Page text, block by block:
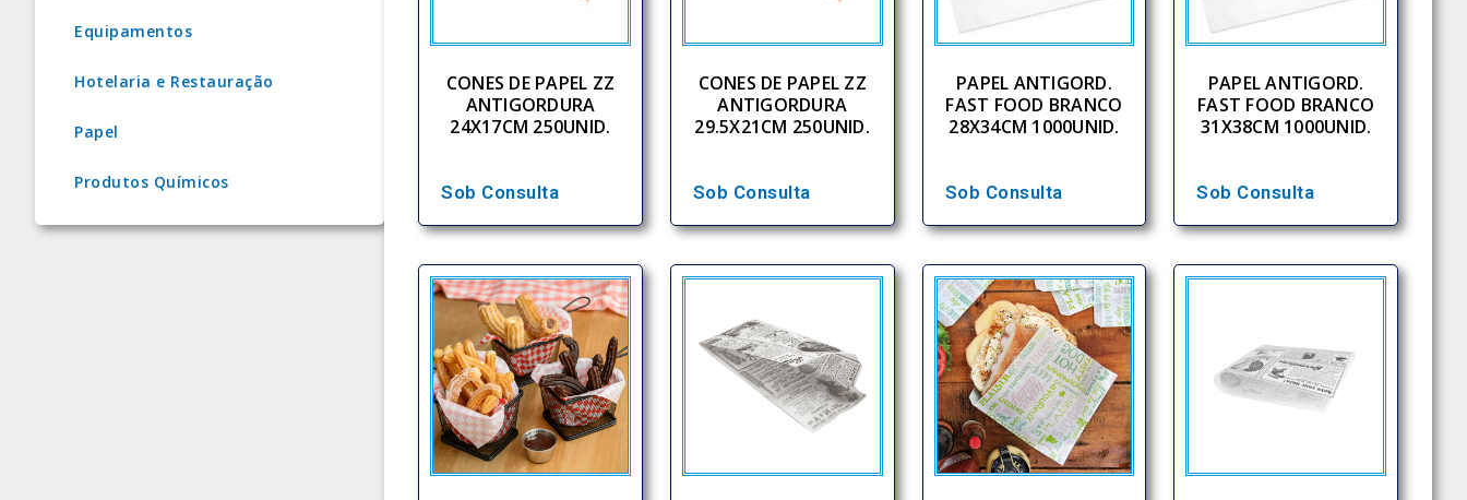
Equipamentos
Hotelaria e Restauração
Papel
Produtos Químicos
CONES DE PAPEL ZZ
ANTIGORDURA
24X17CM 250UNID.
Sob Consulta
CONES DE PAPEL ZZ
ANTIGORDURA
29.5X21CM 250UNID.
Sob Consulta
PAPEL ANTIGORD.
FAST FOOD BRANCO
28X34CM 1000UNID.
Sob Consulta
PAPEL ANTIGORD.
FAST FOOD BRANCO
31X38CM 1000UNID.
Sob Consulta